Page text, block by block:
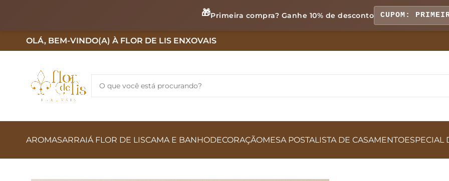
🎁Primeira compra? Ganhe 10% de desconto CUPOM:
OLÁ, BEM-VINDO(A) À FLOR DE LIS ENXOVAIS
AROMASARRAIÁ FLOR DE LISCAMA E BANHODECORAÇÃOMESA POSTALISTA DE CASAMENTOESPECIAL